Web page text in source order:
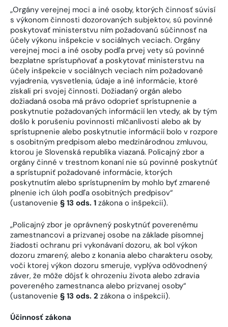
„Orgány verejnej moci a iné osoby, ktorých činnosť súvisí
s výkonom činnosti dozorovaných subjektov, sú povinné
poskytovať ministerstvu ním požadovanú súčinnosť na
účely výkonu inšpekcie v sociálnych veciach. Orgány
verejnej moci a iné osoby podľa prvej vety sú povinné
bezplatne sprístupňovať a poskytovať ministerstvu na
účely inšpekcie v sociálnych veciach ním požadované
vyjadrenia, vysvetlenia, údaje a iné informácie, ktoré
získali pri svojej činnosti. Dožiadaný orgán alebo
dožiadaná osoba má právo odoprieť sprístupnenie a
poskytnutie požadovaných informácií len vtedy, ak by tým
došlo k porušeniu povinnosti mlčanlivosti alebo ak by
sprístupnenie alebo poskytnutie informácií bolo v rozpore
s osobitným predpisom alebo medzinárodnou zmluvou,
ktorou je Slovenská republika viazaná. Policajný zbor a
orgány činné v trestnom konaní nie sú povinné poskytnúť
a sprístupniť požadované informácie, ktorých
poskytnutím alebo sprístupnením by mohlo byť zmarené
plnenie ich úloh podľa osobitných predpisov“
(ustanovenie § 13 ods. 1 zákona o inšpekcii).
„Policajný zbor je oprávnený poskytnúť poverenému
zamestnancovi a prizvanej osobe na základe písomnej
žiadosti ochranu pri vykonávaní dozoru, ak bol výkon
dozoru zmarený, alebo z konania alebo charakteru osoby,
voči ktorej výkon dozoru smeruje, vyplýva odôvodnený
záver, že môže dôjsť k ohrozeniu života alebo zdravia
povereného zamestnanca alebo prizvanej osoby“
(ustanovenie § 13 ods. 2 zákona o inšpekcii).
Účinnosť zákona